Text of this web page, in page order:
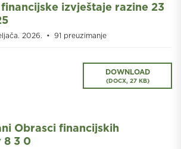
izvještaje razine 23
2026. 91 preuzimanje
DOWNLOAD
(DOCX, 27 KB)
Obrasci financijskih
8 3 0